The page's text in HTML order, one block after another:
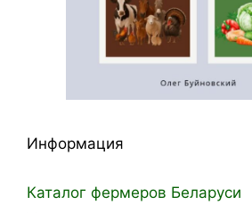
Информация
Каталог фермеров Беларуси